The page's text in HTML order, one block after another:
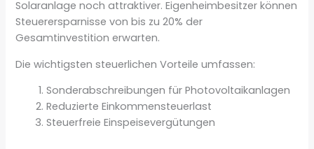
Solaranlage noch attraktiver. Eigenheimbesitzer können
Steuerersparnisse von bis zu 20% der
Gesamtinvestition erwarten.
Die wichtigsten steuerlichen Vorteile umfassen:
Sonderabschreibungen für Photovoltaikanlagen
Reduzierte Einkommensteuerlast
Steuerfreie Einspeisevergütungen